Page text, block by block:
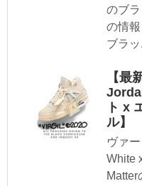
のブ
の情
ブラッ
【最
ト x
ル】
ヴァ
White